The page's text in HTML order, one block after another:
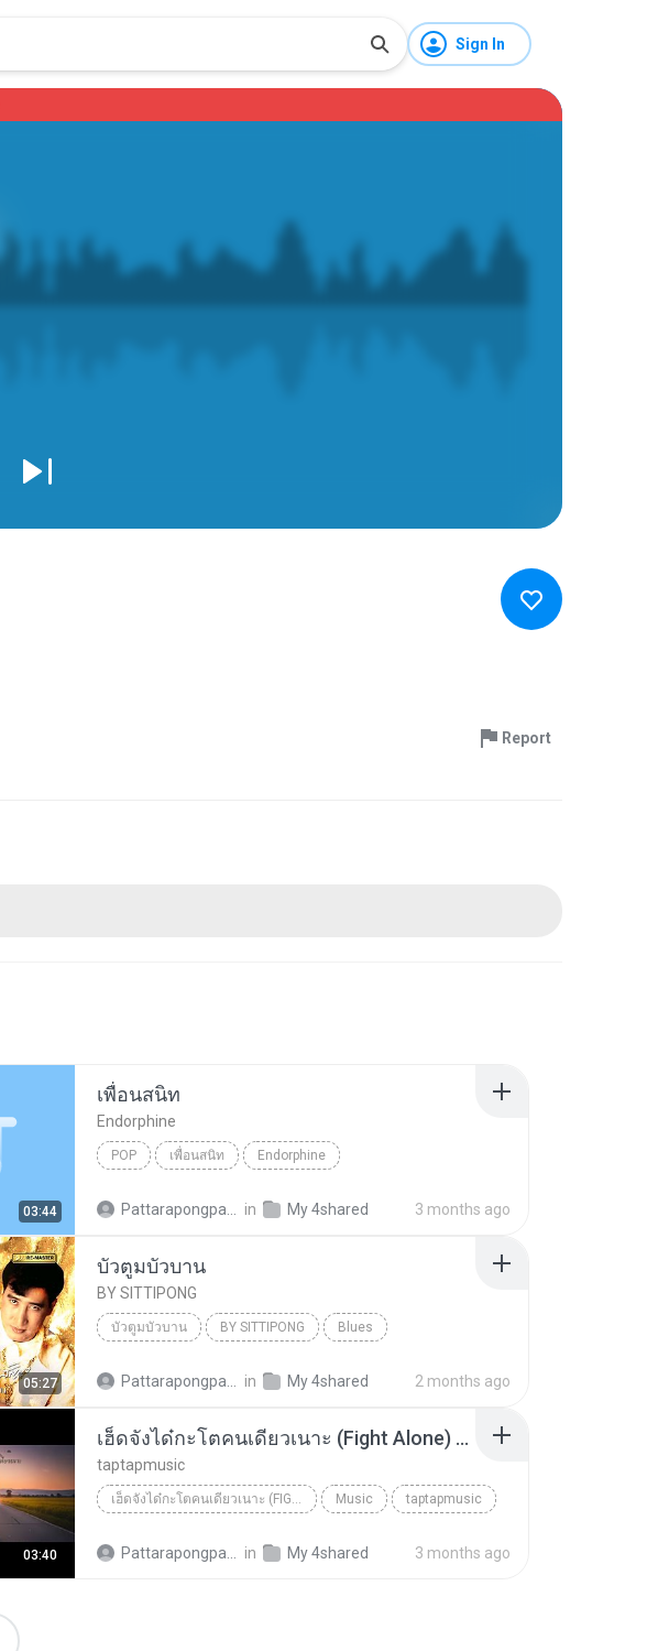
Sign In
Report
03:44
เพื่อนสนิท
Endorphine
POP เพื่อนสนิท Endorphine
Pattarapongpan K. in My 4shared 3 months ago
05:27
บัวตูมบัวบาน
BY SITTIPONG
บัวตูมบัวบาน BY SITTIPONG Blues
Pattarapongpan K. in My 4shared 2 months ago
03:40
เฮ็ดจังได๋กะโตคนเดียวเนาะ (Fight Alone) | taptapmusic☁️ (Official Visualizer)
taptapmusic
เฮ็ดจังได๋กะโตคนเดียวเนาะ (FIGHT ALONE) | TAPTAPMU... Music taptapmusic
Pattarapongpan K. in My 4shared 3 months ago